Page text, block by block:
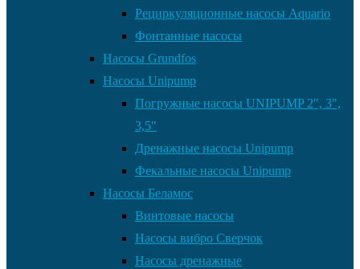
Рециркуляционные насосы Aquario
Фонтанные насосы
Насосы Grundfos
Насосы Unipump
Погружные насосы UNIPUMP 2″, 3″,
3,5″
Дренажные насосы Unipump
Фекальные насосы Unipump
Насосы Беламос
Винтовые насосы
Насосы вибро Сверчок
Насосы дренажные